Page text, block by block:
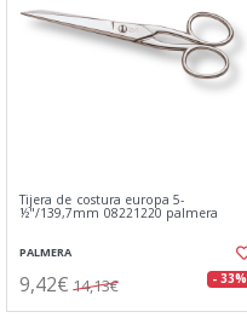
Tijera de costura europa 5-
½"/139,7mm 08221220 palmera
PALMERA
9,42€ 14,13€ - 33%